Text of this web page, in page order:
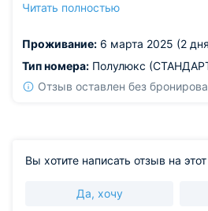
наличие индивидуальной ванной
заселении. В целом, все
Читать полностью
Проживание: 6 марта 2025 (2
Тип номера: Полулюкс
Отзыв оставлен без
Вы хотите написать отзыв на
Да, хочу